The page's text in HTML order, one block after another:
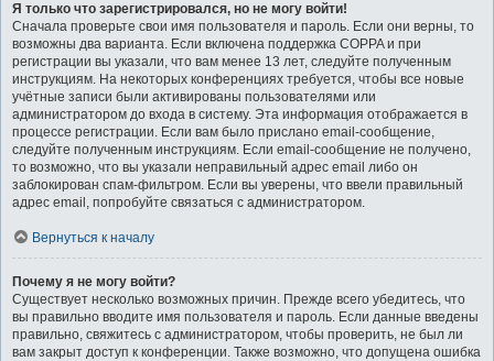
Я только что зарегистрировался, но не могу войти!
Сначала проверьте свои имя пользователя и пароль. Если они верны, то
возможны два варианта. Если включена поддержка COPPA и при
регистрации вы указали, что вам менее 13 лет, следуйте полученным
инструкциям. На некоторых конференциях требуется, чтобы все новые
учётные записи были активированы пользователями или
администратором до входа в систему. Эта информация отображается в
процессе регистрации. Если вам было прислано email-сообщение,
следуйте полученным инструкциям. Если email-сообщение не получено,
то возможно, что вы указали неправильный адрес email либо он
заблокирован спам-фильтром. Если вы уверены, что ввели правильный
адрес email, попробуйте связаться с администратором.
Вернуться к началу
Почему я не могу войти?
Существует несколько возможных причин. Прежде всего убедитесь, что
вы правильно вводите имя пользователя и пароль. Если данные введены
правильно, свяжитесь с администратором, чтобы проверить, не был ли
вам закрыт доступ к конференции. Также возможно, что допущена ошибка